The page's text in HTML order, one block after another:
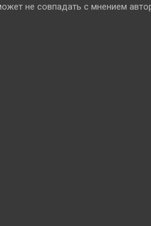
не совпадать с мнением